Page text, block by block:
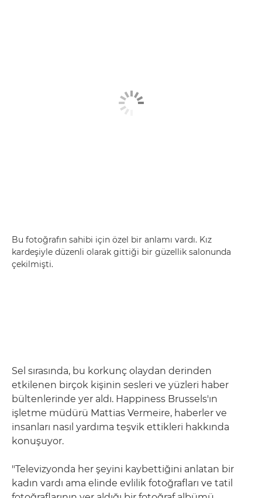
Bu fotoğrafın sahibi için özel bir anlamı vardı. Kız
kardeşiyle düzenli olarak gittiği bir güzellik salonunda
çekilmişti.
Sel sırasında, bu korkunç olaydan derinden
etkilenen birçok kişinin sesleri ve yüzleri haber
bültenlerinde yer aldı. Happiness Brussels'ın
işletme müdürü Mattias Vermeire, haberler ve
insanları nasıl yardıma teşvik ettikleri hakkında
konuşuyor.
"Televizyonda her şeyini kaybettiğini anlatan bir
kadın vardı ama elinde evlilik fotoğrafları ve tatil